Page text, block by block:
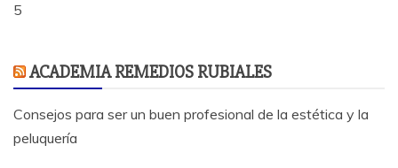
5
ACADEMIA REMEDIOS RUBIALES
Consejos para ser un buen profesional de la estética y la
peluquería